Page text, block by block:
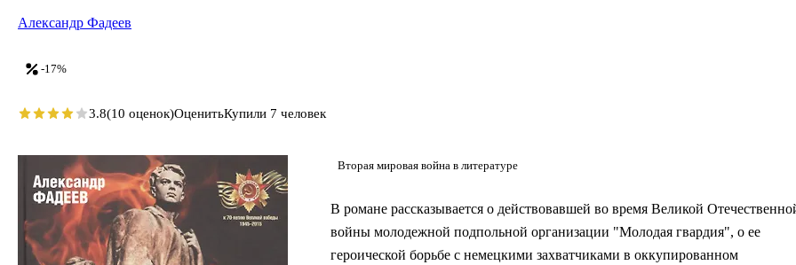
Вторая мировая война в литературе
В романе рассказывается о действовавшей во время Великой
войны молодежной подпольной организации "Молодая гвардия", о ее
героической борьбе с немецкими захватчиками в оккупированном
-17%
Александр Фадеев
3.8(10 оценок)ОценитьКупили 7 человек